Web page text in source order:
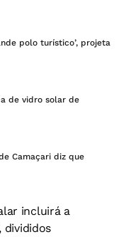
polo turístico’, projeta
de vidro solar de
Camaçari diz que
incluirá a
divididos